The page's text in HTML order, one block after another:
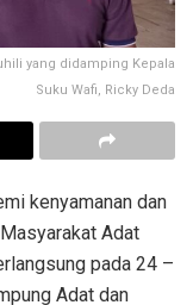
yang didamping Kepala
Suku Wafi, Ricky Deda
kenyamanan dan
Adat
pada 24 –
Adat dan